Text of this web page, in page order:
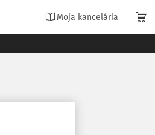
Moja kancelária